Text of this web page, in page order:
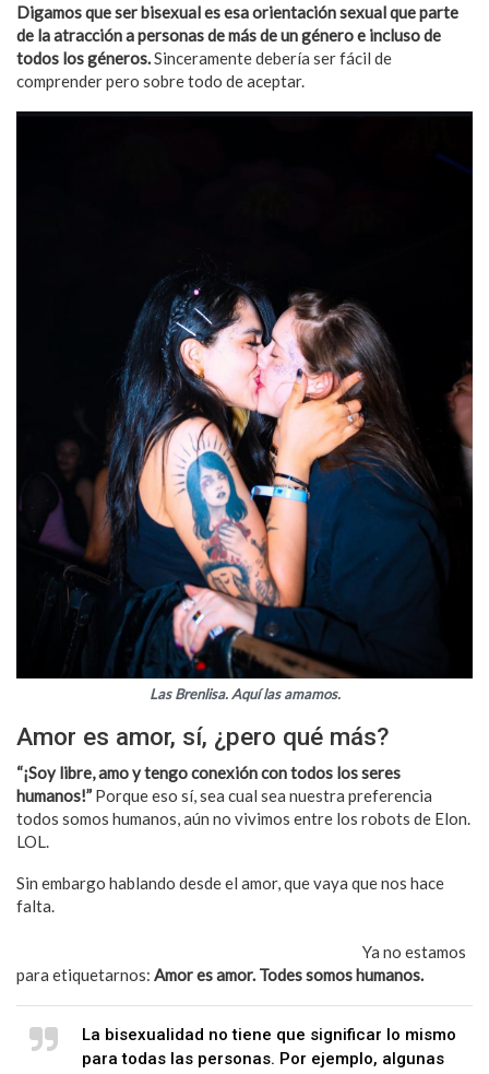
Digamos que ser bisexual es esa orientación sexual que parte
de la atracción a personas de más de un género e incluso de
todos los géneros.Sinceramente debería ser fácil de
comprender pero sobre todo de aceptar.
Las Brenlisa. Aquí las amamos.
Amor es amor, sí, ¿pero qué más?
“¡Soy libre, amo y tengo conexión con todos los seres
humanos!” Porque eso sí, sea cual sea nuestra preferencia
todos somos humanos, aún no vivimos entre los robots de Elon.
LOL.
Sin embargo hablando desde el amor, que vaya que nos hace
falta.
Ya no estamos
para etiquetarnos: Amor es amor. Todes somos humanos.
La bisexualidad no tiene que significar lo mismo
para todas las personas. Por ejemplo, algunas